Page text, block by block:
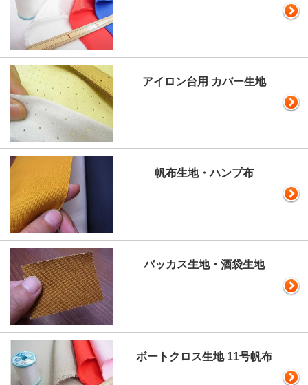
アイロン台用 カバー生地
帆布生地・ハンプ布
バッカス生地・酒袋生地
ボートクロス生地 11号帆布